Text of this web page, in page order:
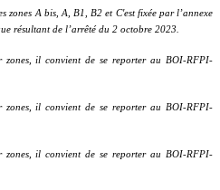
zones A bis, A, B1, B2 et C'est fixée par l’annexe
résultant de l’arrêté du 2 octobre 2023.
zones, il convient de se reporter au BOI-RFPI-
zones, il convient de se reporter au BOI-RFPI-
zones, il convient de se reporter au BOI-RFPI-